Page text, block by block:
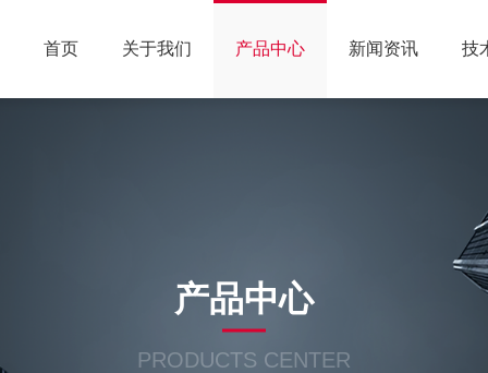
首页 关于我们 产品中心 新闻资讯 技
产品中心
PRODUCTS CENTER